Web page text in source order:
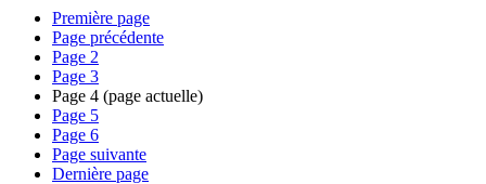
Première page
Page précédente
Page 2
Page 3
Page 4 (page actuelle)
Page 5
Page 6
Page suivante
Dernière page